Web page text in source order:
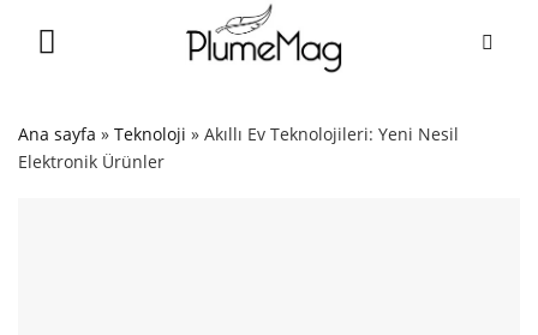
Ana sayfa » Teknoloji » Akıllı Ev Teknolojileri: Yeni Nesil
Elektronik Ürünler